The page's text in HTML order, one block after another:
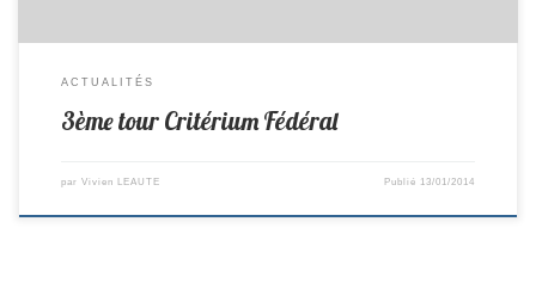
ACTUALITÉS
3ème tour Critérium Fédéral
par Vivien LEAUTE Publié 13/01/2014